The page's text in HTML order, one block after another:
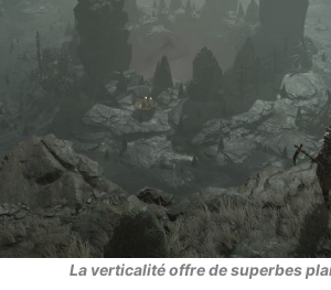
La verticalité offre de superbes